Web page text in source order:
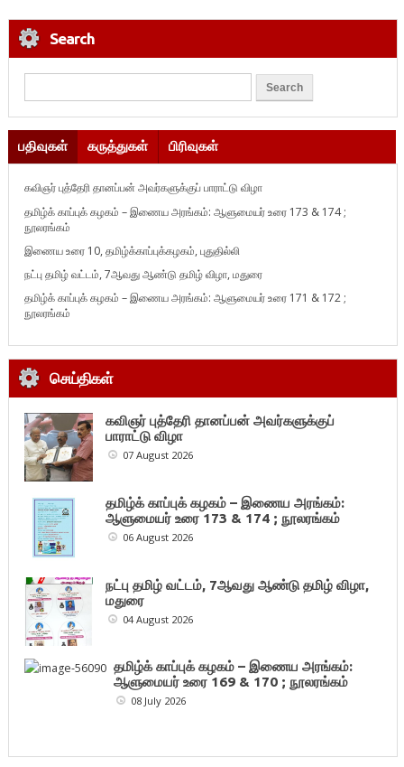
Search
பதிவுகள் கருத்துகள் பிரிவுகள்
கவிஞர் புத்தேரி தானப்பன் அவர்களுக்குப் பாராட்டு விழா
தமிழ்க் காப்புக் கழகம் – இணைய அரங்கம்: ஆளுமையர் உரை 173 & 174 ;
நூலரங்கம்
இணைய உரை 10, தமிழ்க்காப்புக்கழகம், புதுதில்லி
நட்பு தமிழ் வட்டம், 7ஆவது ஆண்டு தமிழ் விழா, மதுரை
தமிழ்க் காப்புக் கழகம் – இணைய அரங்கம்: ஆளுமையர் உரை 171 & 172 ;
நூலரங்கம்
செய்திகள்
கவிஞர் புத்தேரி தானப்பன் அவர்களுக்குப்
பாராட்டு விழா
07 August 2026
தமிழ்க் காப்புக் கழகம் – இணைய அரங்கம்:
ஆளுமையர் உரை 173 & 174 ; நூலரங்கம்
06 August 2026
நட்பு தமிழ் வட்டம், 7ஆவது ஆண்டு தமிழ் விழா,
மதுரை
04 August 2026
தமிழ்க் காப்புக் கழகம் – இணைய அரங்கம்:
ஆளுமையர் உரை 169 & 170 ; நூலரங்கம்
08 July 2026